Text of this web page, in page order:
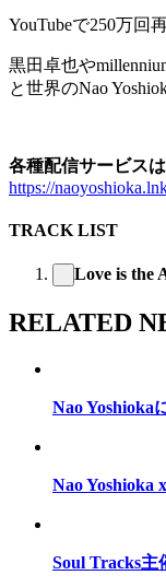
YouTubeで250万回
黒田卓也や
と世界のNao
各種配信サービス
https://
TRACK LIST
Love is the
RELATED
Nao Yoshioka
Nao Yoshioka
Soul Tracks主